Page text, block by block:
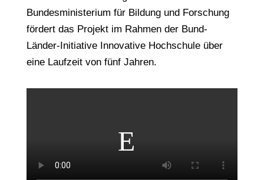
Bundesministerium für Bildung und Forschung
fördert das Projekt im Rahmen der Bund-
Länder-Initiative Innovative Hochschule über
eine Laufzeit von fünf Jahren.